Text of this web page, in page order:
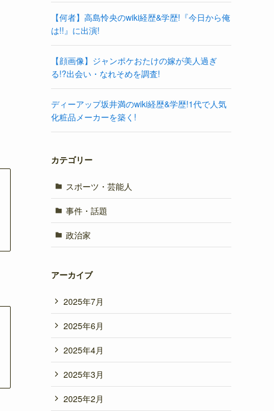
【何者】高島怜央のwiki経歴&学歴!『今日から俺
は!!』に出演!
【顔画像】ジャンポケおたけの嫁が美人過ぎ
る!?出会い・なれそめを調査!
ディーアップ坂井満のwiki経歴&学歴!1代で人気
化粧品メーカーを築く!
カテゴリー
スポーツ・芸能人
事件・話題
政治家
アーカイブ
2025年7月
2025年6月
2025年4月
2025年3月
2025年2月